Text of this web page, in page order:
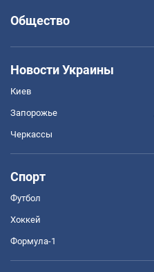
Общество
Новости Украины
Киев
Запорожье
Черкассы
Спорт
Футбол
Хоккей
Формула-1